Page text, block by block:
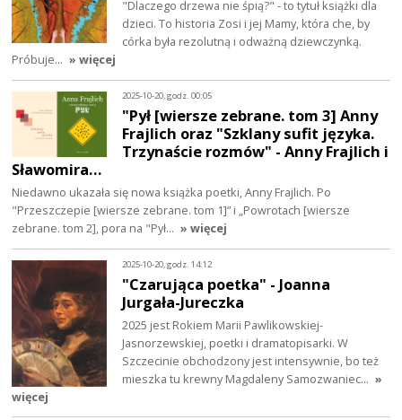
"Dlaczego drzewa nie śpią?" - to tytuł książki dla
dzieci. To historia Zosi i jej Mamy, która che, by
córka była rezolutną i odważną dziewczynką.
Próbuje… » więcej
2025-10-20, godz. 00:05
"Pył [wiersze zebrane. tom 3] Anny
Frajlich oraz "Szklany sufit języka.
Trzynaście rozmów" - Anny Frajlich i
Sławomira…
Niedawno ukazała się nowa książka poetki, Anny Frajlich. Po
"Przeszczepie [wiersze zebrane. tom 1]” i „Powrotach [wiersze
zebrane. tom 2], pora na "Pył… » więcej
2025-10-20, godz. 14:12
"Czarująca poetka" - Joanna
Jurgała-Jureczka
2025 jest Rokiem Marii Pawlikowskiej-
Jasnorzewskiej, poetki i dramatopisarki. W
Szczecinie obchodzony jest intensywnie, bo też
mieszka tu krewny Magdaleny Samozwaniec… »
więcej